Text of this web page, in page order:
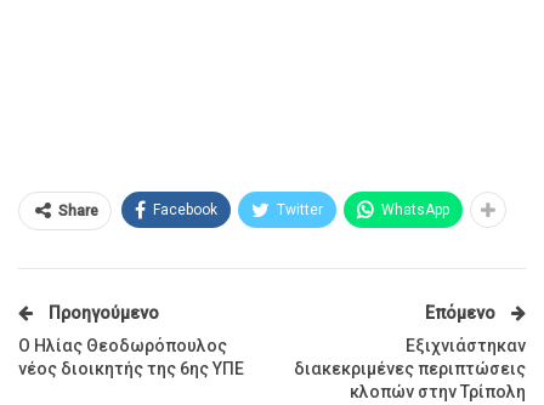
Share Facebook Twitter WhatsApp
Προηγούμενο
Ο Ηλίας Θεοδωρόπουλος
νέος διοικητής της 6ης ΥΠΕ
Επόμενο
Εξιχνιάστηκαν
διακεκριμένες περιπτώσεις
κλοπών στην Τρίπολη